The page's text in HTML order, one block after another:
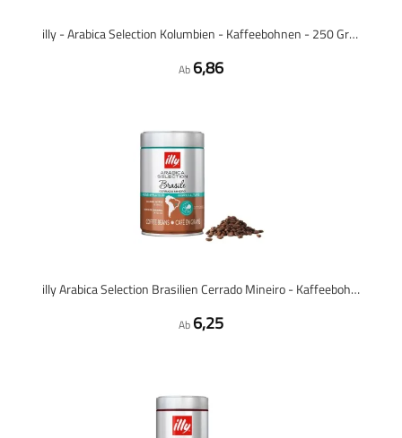
illy - Arabica Selection Kolumbien - Kaffeebohnen - 250 Gramm
Ab 6,86
illy Arabica Selection Brasilien Cerrado Mineiro - Kaffeebohnen - 250 Gramm
Ab 6,25